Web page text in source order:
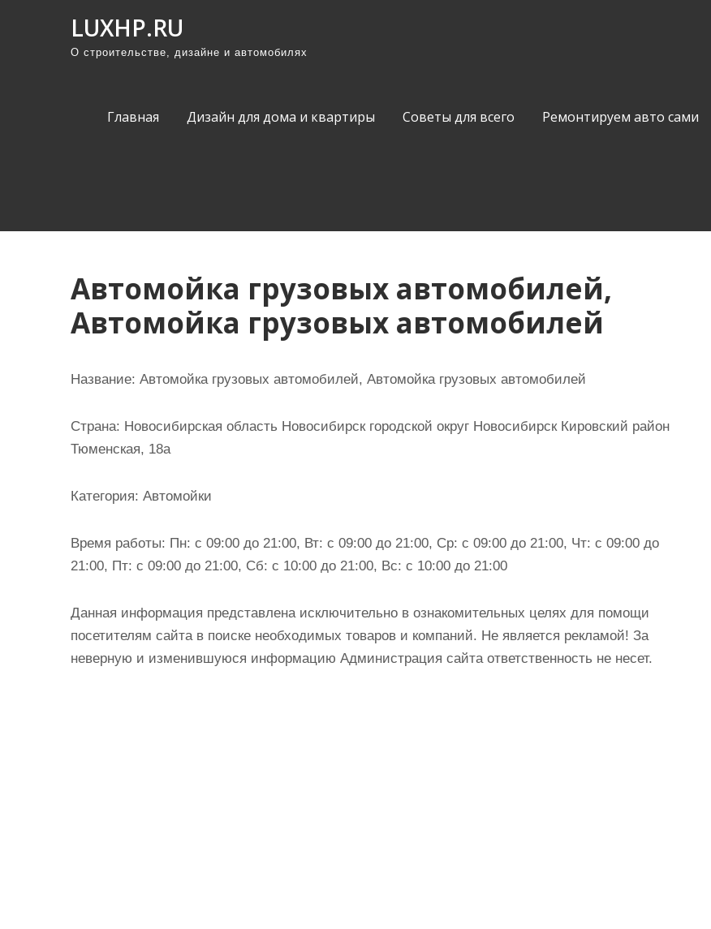
LUXHP.RU
О строительстве, дизайне и автомобилях
Главная Дизайн для дома и квартиры Советы для всего Ремонтируем авто сами
Автомойка грузовых автомобилей,
Автомойка грузовых автомобилей
Название: Автомойка грузовых автомобилей, Автомойка грузовых автомобилей
Страна: Новосибирская область Новосибирск городской округ Новосибирск Кировский район
Тюменская, 18а
Категория: Автомойки
Время работы: Пн: с 09:00 до 21:00, Вт: с 09:00 до 21:00, Ср: с 09:00 до 21:00, Чт: с 09:00 до
21:00, Пт: с 09:00 до 21:00, Сб: с 10:00 до 21:00, Вс: с 10:00 до 21:00
Данная информация представлена исключительно в ознакомительных целях для помощи
посетителям сайта в поиске необходимых товаров и компаний. Не является рекламой! За
неверную и изменившуюся информацию Администрация сайта ответственность не несет.